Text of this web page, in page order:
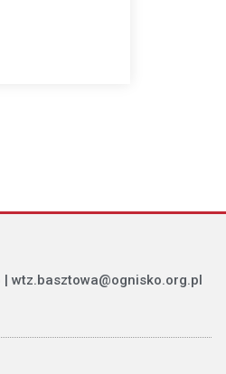
wtz.basztowa@ognisko.org.pl